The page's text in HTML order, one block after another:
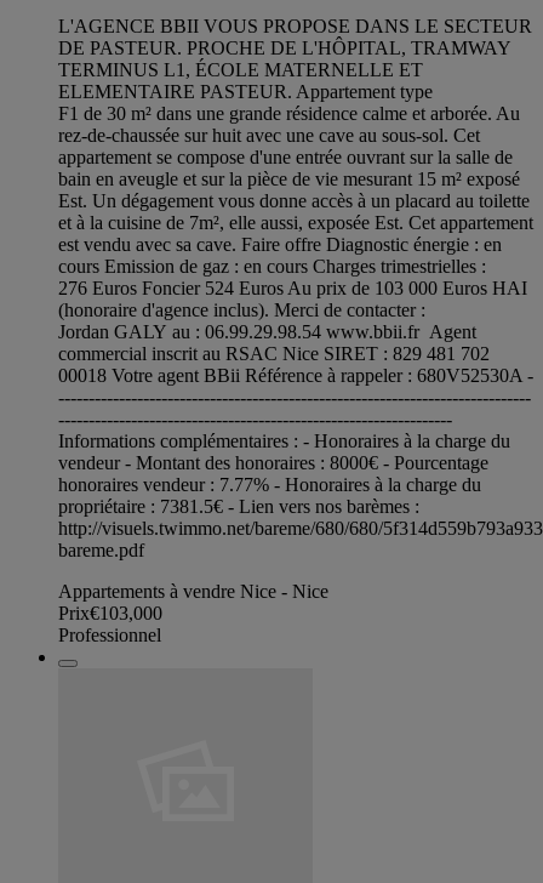
L'AGENCE BBII VOUS PROPOSE DANS LE SECTEUR
DE PASTEUR. PROCHE DE L'HÔPITAL, TRAMWAY
TERMINUS L1, ÉCOLE MATERNELLE ET
ELEMENTAIRE PASTEUR. Appartement type
F1 de 30 m² dans une grande résidence calme et arborée. Au
rez-de-chaussée sur huit avec une cave au sous-sol. Cet
appartement se compose d'une entrée ouvrant sur la salle de
bain en aveugle et sur la pièce de vie mesurant 15 m² exposé
Est. Un dégagement vous donne accès à un placard au toilette
et à la cuisine de 7m², elle aussi, exposée Est. Cet appartement
est vendu avec sa cave. Faire offre Diagnostic énergie : en
cours Emission de gaz : en cours Charges trimestrielles :
276 Euros Foncier 524 Euros Au prix de 103 000 Euros HAI
(honoraire d'agence inclus). Merci de contacter :
Jordan GALY au : 06.99.29.98.54 www.bbii.fr Agent
commercial inscrit au RSAC Nice SIRET : 829 481 702
00018 Votre agent BBii Référence à rappeler : 680V52530A -
------------------------------------------------------------------------------
-----------------------------------------------------------------
Informations complémentaires : - Honoraires à la charge du
vendeur - Montant des honoraires : 8000€ - Pourcentage
honoraires vendeur : 7.77% - Honoraires à la charge du
propriétaire : 7381.5€ - Lien vers nos barèmes :
http://visuels.twimmo.net/bareme/680/680/
bareme.pdf
Appartements à vendre Nice - Nice
Prix€103,000
Professionnel